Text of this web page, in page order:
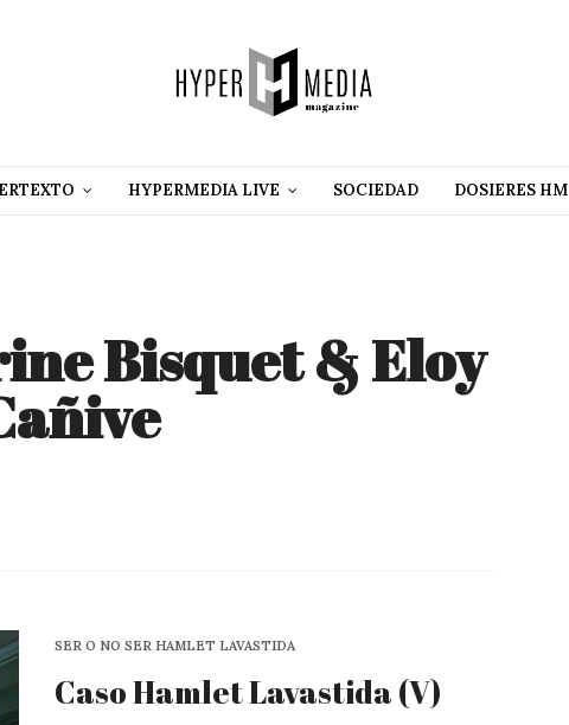
HYPERMEDIA LIVE SOCIEDAD DOSIERES HM
Bisquet & Eloy
SER O NO SER HAMLET LAVASTIDA
Caso Hamlet Lavastida (V)